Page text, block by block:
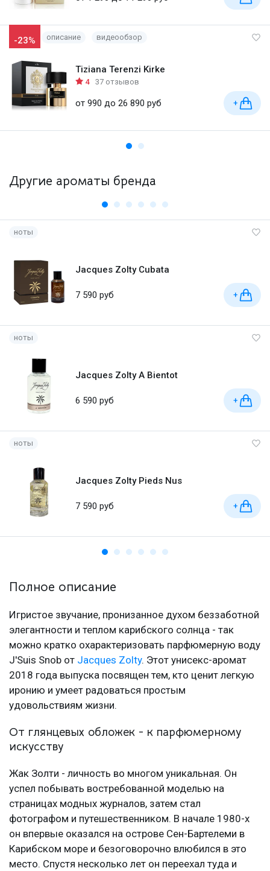
-23% описание видеообзор
Tiziana Terenzi Kirke
4 37 отзывов
от 990 до 26 890 руб +
Другие ароматы бренда
ноты
Jacques Zolty Cubata
7 590 руб +
ноты
Jacques Zolty A Bientot
6 590 руб +
ноты
Jacques Zolty Pieds Nus
7 590 руб +
Полное описание
Игристое звучание, пронизанное духом беззаботной
элегантности и теплом карибского солнца - так
можно кратко охарактеризовать парфюмерную воду
J'Suis Snob от Jacques Zolty. Этот унисекс-аромат
2018 года выпуска посвящен тем, кто ценит легкую
иронию и умеет радоваться простым
удовольствиям жизни.
От глянцевых обложек - к парфюмерному
искусству
Жак Золти - личность во многом уникальная. Он
успел побывать востребованной моделью на
страницах модных журналов, затем стал
фотографом и путешественником. В начале 1980-х
он впервые оказался на острове Сен-Бартелеми в
Карибском море и безоговорочно влюбился в это
место. Спустя несколько лет он переехал туда и